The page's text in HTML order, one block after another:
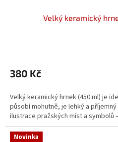
Velký keramický
380 Kč
Velký keramický hrnek (450 ml) je
působí mohutně, je lehký a
ilustrace pražských míst a symbolů
Novinka